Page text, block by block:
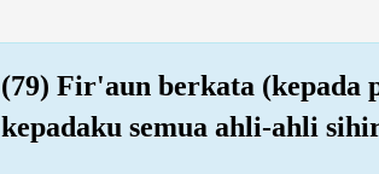
(79) Fir'aun berkata (kepada
kepadaku semua ahli-ahli